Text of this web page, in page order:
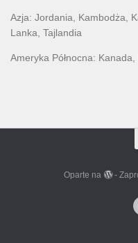
Azja: Jordania, Kambodża,
Lanka, Tajlandia
Ameryka Północna:
Oparte na -